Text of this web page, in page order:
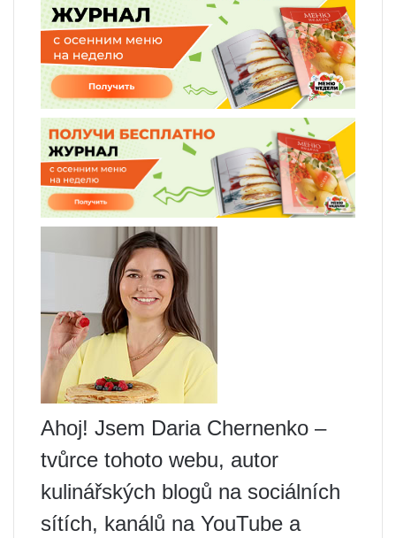
Ahoj! Jsem Daria Chernenko –
tvůrce tohoto webu, autor
kulinářských blogů na sociálních
sítích, kanálů na YouTube a